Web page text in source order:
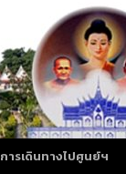
การเดินทางไปศูนย์ฯ